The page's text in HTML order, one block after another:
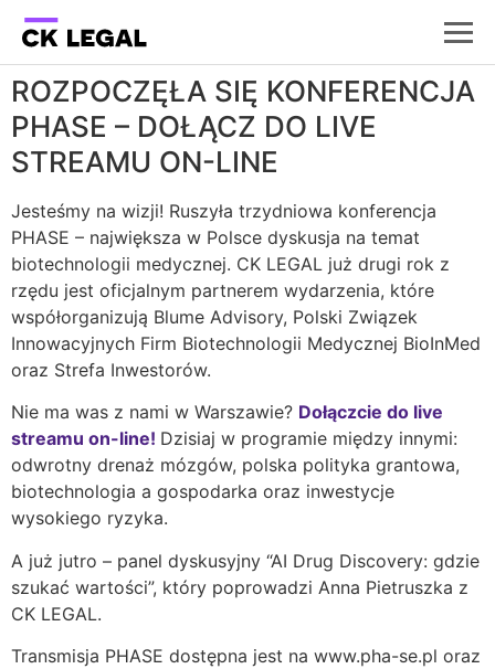
ROZPOCZĘŁA SIĘ KONFERENCJA
PHASE – DOŁĄCZ DO LIVE
STREAMU ON-LINE
Jesteśmy na wizji! Ruszyła trzydniowa konferencja
PHASE – największa w Polsce dyskusja na temat
biotechnologii medycznej. CK LEGAL już drugi rok z
rzędu jest oficjalnym partnerem wydarzenia, które
współorganizują Blume Advisory, Polski Związek
Innowacyjnych Firm Biotechnologii Medycznej BioInMed
oraz Strefa Inwestorów.
Nie ma was z nami w Warszawie? Dołączcie do live
streamu on-line! Dzisiaj w programie między innymi:
odwrotny drenaż mózgów, polska polityka grantowa,
biotechnologia a gospodarka oraz inwestycje
wysokiego ryzyka.
A już jutro – panel dyskusyjny “AI Drug Discovery: gdzie
szukać wartości”, który poprowadzi Anna Pietruszka z
CK LEGAL.
Transmisja PHASE dostępna jest na www.pha-se.pl oraz